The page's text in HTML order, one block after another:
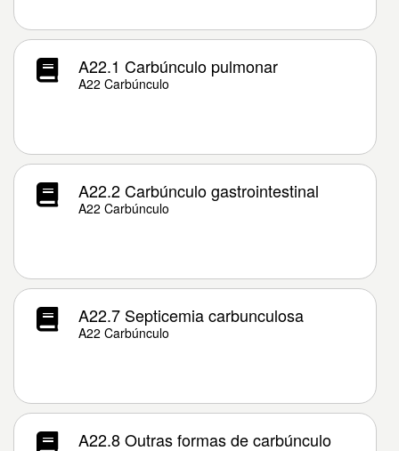
A22.1 Carbúnculo pulmonar
A22 Carbúnculo
A22.2 Carbúnculo gastrointestinal
A22 Carbúnculo
A22.7 Septicemia carbunculosa
A22 Carbúnculo
A22.8 Outras formas de carbúnculo